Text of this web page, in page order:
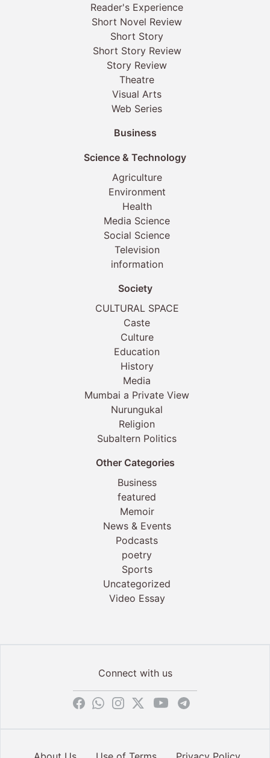
Reader's Experience
Short Novel Review
Short Story
Short Story Review
Story Review
Theatre
Visual Arts
Web Series
Business
Science & Technology
Agriculture
Environment
Health
Media Science
Social Science
Television
information
Society
CULTURAL SPACE
Caste
Culture
Education
History
Media
Mumbai a Private View
Nurungukal
Religion
Subaltern Politics
Other Categories
Business
featured
Memoir
News & Events
Podcasts
poetry
Sports
Uncategorized
Video Essay
Connect with us